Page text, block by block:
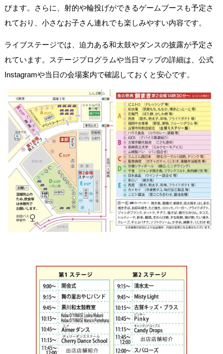
びます。さらに、射的や輪投げができるゲームブースも予定さ
れており、小さなお子さん連れでも楽しみやすい内容です。
ライブステージでは、迫力ある和太鼓やダンスの披露が予定さ
れています。ステージプログラムや当日マップの詳細は、公式
Instagramや当日の会場案内で確認しておくと安心です。